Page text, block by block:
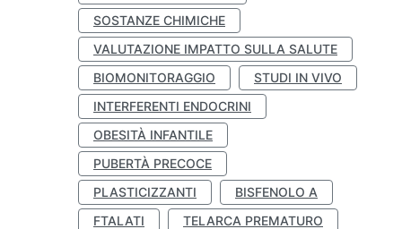
SOSTANZE CHIMICHE
VALUTAZIONE IMPATTO SULLA SALUTE
BIOMONITORAGGIO
STUDI IN VIVO
INTERFERENTI ENDOCRINI
OBESITÀ INFANTILE
PUBERTÀ PRECOCE
PLASTICIZZANTI
BISFENOLO A
FTALATI
TELARCA PREMATURO